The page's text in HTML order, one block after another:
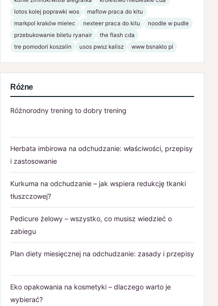
lotos kolej poprawki wos
maflow praca do kitu
markpol kraków mielec
nexteer praca do kitu
noodle w pudle
przebukowanie biletu ryanair
the flash cda
tre pomodori koszalin
usos pwsz kalisz www bsnaklo pl
Różne
Różnorodny trening to dobry trening
Herbata imbirowa na odchudzanie: właściwości, przepisy
i zastosowanie
Kurkuma na odchudzanie – jak wspiera redukcję tkanki
tłuszczowej?
Pedicure żelowy – wszystko, co musisz wiedzieć o
zabiegu
Plan diety miesięcznej na odchudzanie: zasady i przepisy
Eko opakowania na kosmetyki – dlaczego warto je
wybierać?